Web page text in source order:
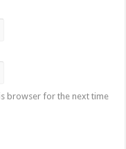
browser for the next time